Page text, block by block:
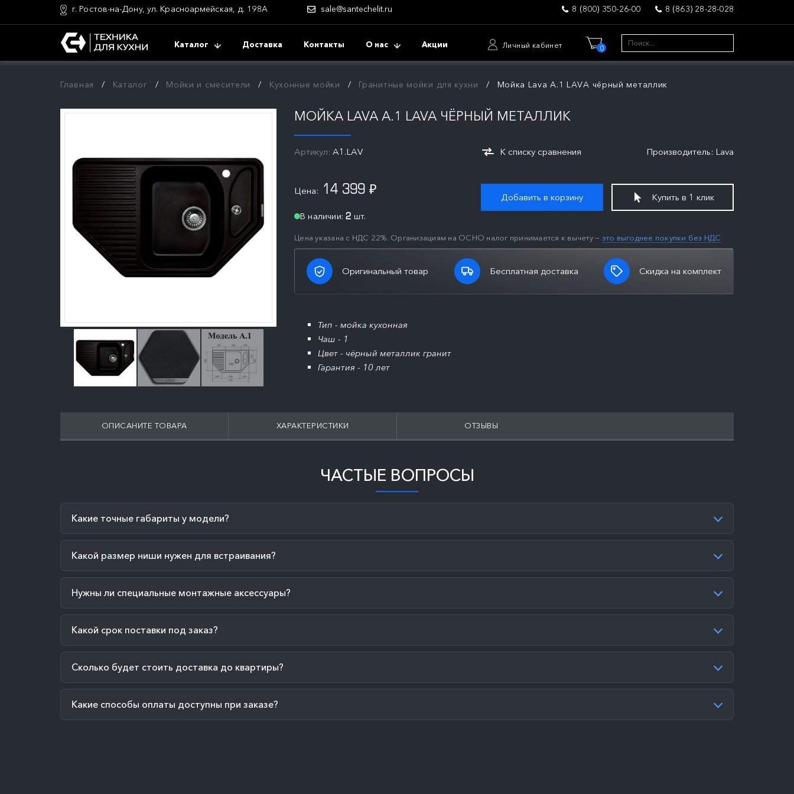
г. Ростов-на-Дону, ул. Красноармейская, д. 198А sale@santechelit.ru 8 (800) 350-26-00 8 (863) 28-28-028
Каталог Доставка Контакты О нас Акции Личный кабинет 0
Главная Каталог Мойки и смесители Кухонные мойки Гранитные мойки для кухни Мойка Lava А.1 LAVA чёрный металлик
МОЙКА LAVA А.1 LAVA ЧЁРНЫЙ МЕТАЛЛИК
Артикул: A1.LAV К списку сравнения Производитель: Lava
Цена: 14 399 ₽
В наличии:2 шт.
Цена указана с НДС 22%. Организациям на ОСНО налог принимается к вычету — это выгоднее покупки без НДС
Добавить в корзину Купить в 1 клик
Оригинальный товар Бесплатная доставка Скидка на комплект
Тип - мойка кухонная
Чаш - 1
Цвет - чёрный металлик гранит
Гарантия - 10 лет
ОПИСАНИТЕ ТОВАРА ХАРАКТЕРИСТИКИ ОТЗЫВЫ
ЧАСТЫЕ ВОПРОСЫ
Какие точные габариты у модели?
Какой размер ниши нужен для встраивания?
Нужны ли специальные монтажные аксессуары?
Какой срок поставки под заказ?
Сколько будет стоить доставка до квартиры?
Какие способы оплаты доступны при заказе?